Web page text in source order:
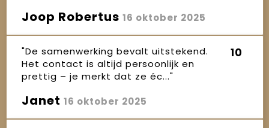
Joop Robertus 16 oktober 2025
"De samenwerking bevalt uitstekend.
Het contact is altijd persoonlijk en
prettig – je merkt dat ze éc..."
10
Janet 16 oktober 2025